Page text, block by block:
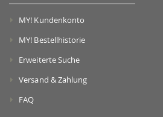
MY! Kundenkonto
MY! Bestellhistorie
Erweiterte Suche
Versand & Zahlung
FAQ